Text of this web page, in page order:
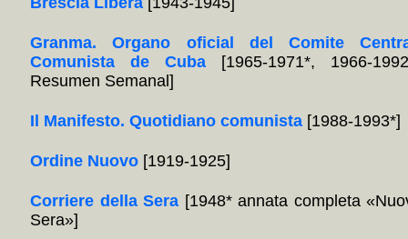
Granma. Organo oficial del Comite
Comunista de Cuba [1965-1971*, 1966-
Resumen Semanal]
Il Manifesto. Quotidiano comunista [1988-1993*]
Ordine Nuovo [1919-1925]
Corriere della Sera [1948* annata completa
Sera»]